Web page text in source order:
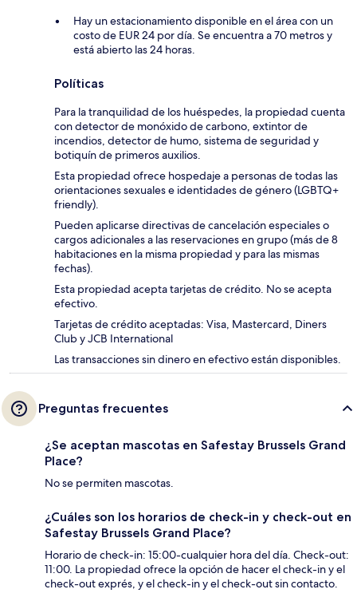
Hay un estacionamiento disponible en el área con un
costo de EUR 24 por día. Se encuentra a 70 metros y
está abierto las 24 horas.
Políticas
Para la tranquilidad de los huéspedes, la propiedad cuenta
con detector de monóxido de carbono, extintor de
incendios, detector de humo, sistema de seguridad y
botiquín de primeros auxilios.
Esta propiedad ofrece hospedaje a personas de todas las
orientaciones sexuales e identidades de género (LGBTQ+
friendly).
Pueden aplicarse directivas de cancelación especiales o
cargos adicionales a las reservaciones en grupo (más de 8
habitaciones en la misma propiedad y para las mismas
fechas).
Esta propiedad acepta tarjetas de crédito. No se acepta
efectivo.
Tarjetas de crédito aceptadas: Visa, Mastercard, Diners
Club y JCB International
Las transacciones sin dinero en efectivo están disponibles.
Preguntas frecuentes
¿Se aceptan mascotas en Safestay Brussels Grand
Place?
No se permiten mascotas.
¿Cuáles son los horarios de check-in y check-out en
Safestay Brussels Grand Place?
Horario de check-in: 15:00-cualquier hora del día. Check-out:
11:00. La propiedad ofrece la opción de hacer el check-in y el
check-out exprés, y el check-in y el check-out sin contacto.